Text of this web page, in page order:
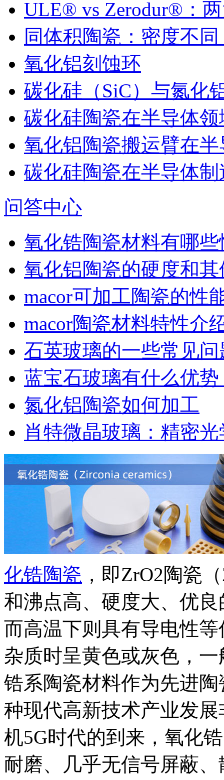
ULE® vs Zerodur®：
同体积陶瓷：密度不
氧化铝刻蚀环
碳化硅（SiC）与氮化
碳化硅陶瓷在半导体
氧化铝陶瓷搬运臂在
碳化硅陶瓷在半导体
问答中心
氧化锆陶瓷材料有哪
氧化铝陶瓷的硬度和
macor可加工陶瓷的性
macor陶瓷材料特性介
石英玻璃的一些常见问
蓝宝石玻璃有什么优势
氮化铝陶瓷如何加工
肖特微晶玻璃：精密
化锆陶瓷 ，即ZrO2陶瓷
和沸点高、硬度大、优
而高温下则具有导电性
杂质时呈黄色或灰色，
锆系陶瓷材料作为先进
种现代高新技术产业发
机5G时代的到来，氧化
耐磨、几乎无信号屏蔽